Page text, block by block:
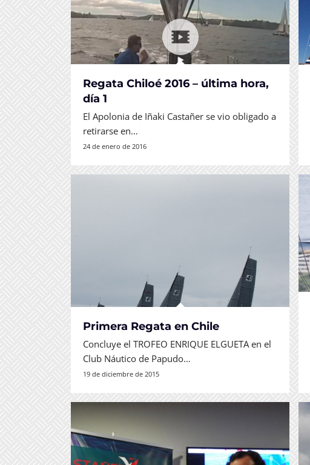
Regata Chiloé 2016 – última hora,
día 1
El Apolonia de Iñaki Castañer se vio obligado a
retirarse en…
24 de enero de 2016
Primera Regata en Chile
Concluye el TROFEO ENRIQUE ELGUETA en el
Club Náutico de Papudo…
19 de diciembre de 2015